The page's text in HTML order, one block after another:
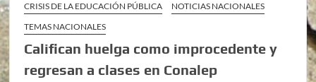
CRISIS DE LA EDUCACIÓN PÚBLICA
NOTICIAS NACIONALES
TEMAS NACIONALES
Califican huelga como improcedente y
regresan a clases en Conalep